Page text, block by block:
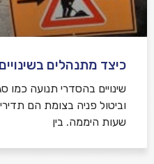
כיצד מתנהלים
שינויים בהסדרי תנועה כמו
וביטול פניה בצומת הם
שעות היממה. בין